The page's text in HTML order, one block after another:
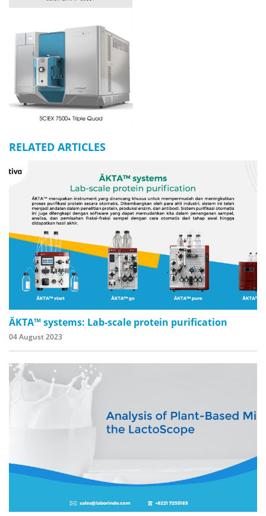
RELATED ARTICLES
ÄKTA™ systems: Lab-scale protein purification
04 August 2023